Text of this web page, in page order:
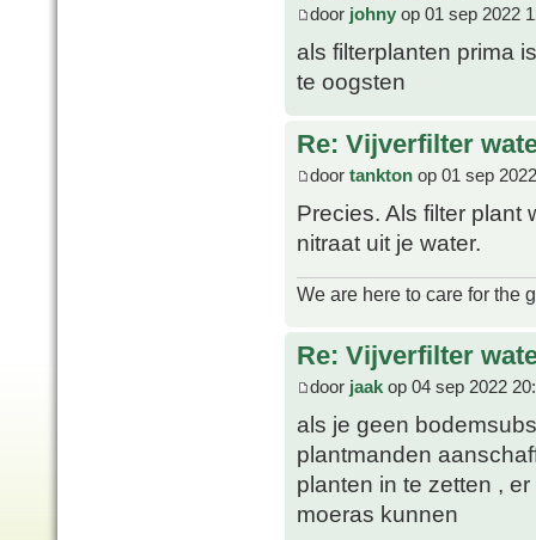
door johny op 01 sep 2022
als filterplanten prima
te oogsten
Re: Vijverfilter
door tankton op 01 sep
Precies. Als filter plant
nitraat uit je water.
We are here to care for the
Re: Vijverfilter
door jaak op 04 sep 2022
als je geen
plantmanden
planten in te zetten ,
moeras kunnen